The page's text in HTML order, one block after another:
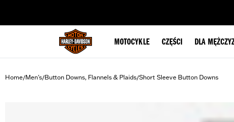
MOTOCYKLE CZĘŚCI DLA
Home/Men's/Button Downs, Flannels & Plaids/Short Sleeve Button Downs